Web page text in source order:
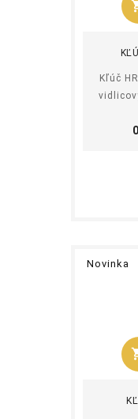
Kľúč
Novinka